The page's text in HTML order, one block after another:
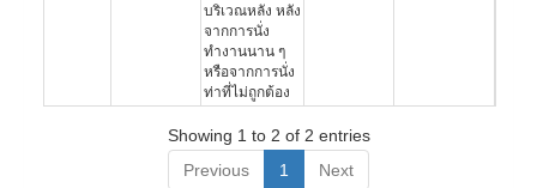
บริเวณหลัง หลัง
จากการนั่ง
ทำงานนาน ๆ
หรือจากการนั่ง
ท่าที่ไม่ถูกต้อง
Showing 1 to 2 of 2 entries
Previous
1 Next